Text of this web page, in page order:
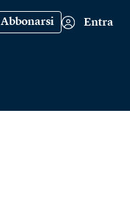
Abbonarsi Entra